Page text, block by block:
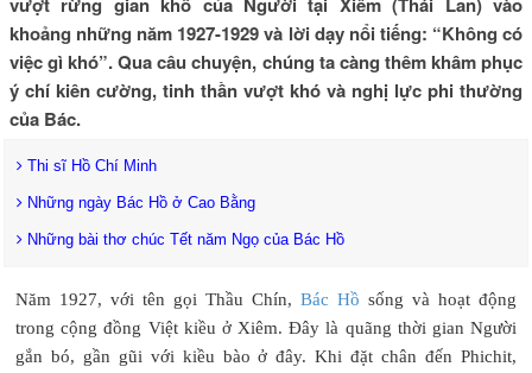
khoảng những năm 1927-1929 và lời dạy nổi tiếng: “Không có
việc gì khó”. Qua câu chuyện, chúng ta càng thêm khâm phục
ý chí kiên cường, tinh thần vượt khó và nghị lực phi thường
của Bác.
Thi sĩ Hồ Chí Minh
Những ngày Bác Hồ ở Cao Bằng
Những bài thơ chúc Tết năm Ngọ của Bác Hồ
Năm 1927, với tên gọi Thầu Chín, Bác Hồ sống và hoạt động
trong cộng đồng Việt kiều ở Xiêm. Đây là quãng thời gian Người
gắn bó, gần gũi với kiều bào ở đây. Khi đặt chân đến Phichit,